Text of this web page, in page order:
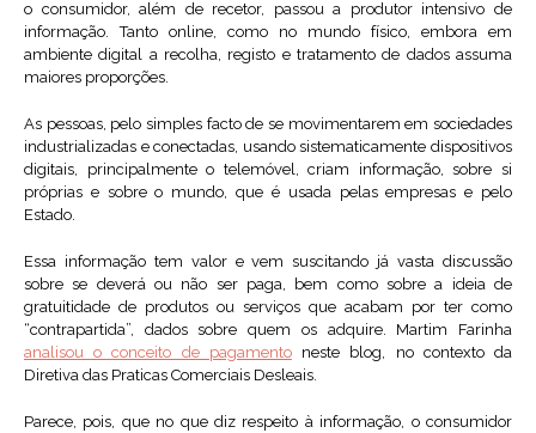
o consumidor, além de recetor, passou a produtor intensivo de
informação. Tanto online, como no mundo físico, embora em
ambiente digital a recolha, registo e tratamento de dados assuma
maiores proporções.
As pessoas, pelo simples facto de se movimentarem em sociedades
industrializadas e conectadas, usando sistematicamente dispositivos
digitais, principalmente o telemóvel, criam informação, sobre si
próprias e sobre o mundo, que é usada pelas empresas e pelo
Estado.
Essa informação tem valor e vem suscitando já vasta discussão
sobre se deverá ou não ser paga, bem como sobre a ideia de
gratuitidade de produtos ou serviços que acabam por ter como
“contrapartida”, dados sobre quem os adquire. Martim Farinha
analisou o conceito de pagamentoneste blog, no contexto da
Diretiva das Praticas Comerciais Desleais.
Parece, pois, que no que diz respeito à informação, o consumidor